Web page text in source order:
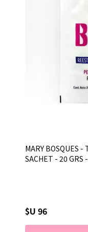
MARY BOSQUES
SACHET - 20 GRS
$U 96